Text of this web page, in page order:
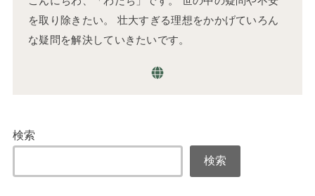
を取り除きたい。 壮大すぎる理想をかかげていろん
な疑問を解決していきたいです。
検索
検索